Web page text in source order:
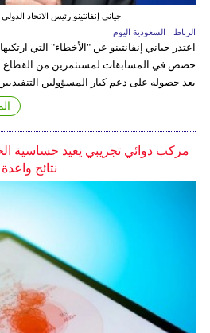
جياني إنفانتينو رئيس الاتحاد
الرباط - السعودية اليوم
اعتذر جياني إنفانتينو عن "الأخطاء" التي
حصص في المسابقات لمستثمرين من القطاع
بعد حصوله على دعم كبار المسؤولين
مركب دوائي تجريبي يعيد حساسية
نتائج واعدة